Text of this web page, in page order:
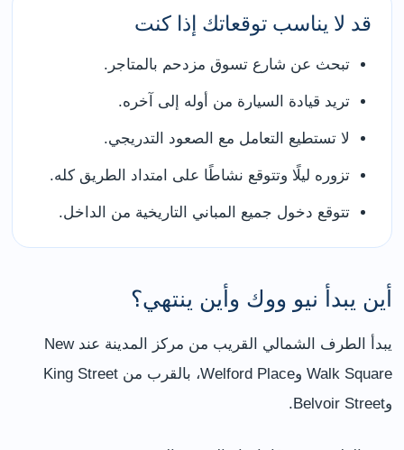
قد لا يناسب توقعاتك إذا كنت
تبحث عن شارع تسوق مزدحم بالمتاجر.
تريد قيادة السيارة من أوله إلى آخره.
لا تستطيع التعامل مع الصعود التدريجي.
تزوره ليلًا وتتوقع نشاطًا على امتداد الطريق كله.
تتوقع دخول جميع المباني التاريخية من الداخل.
أين يبدأ نيو ووك وأين ينتهي؟
يبدأ الطرف الشمالي القريب من مركز المدينة عند New
Walk Square وWelford Place، بالقرب من King Street
وBelvoir Street.